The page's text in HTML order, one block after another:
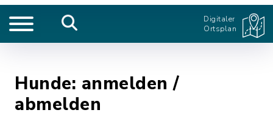
Digitaler
Ortsplan
Hunde: anmelden /
abmelden